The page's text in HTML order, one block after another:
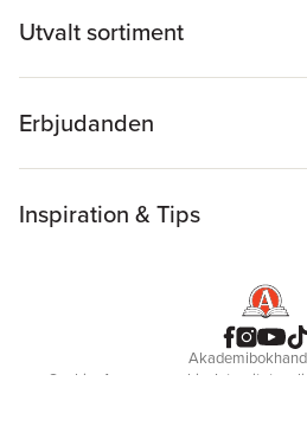
Utvalt sortiment
Erbjudanden
Inspiration & Tips
Cookies
Anpassa cookies Integritetspolicy